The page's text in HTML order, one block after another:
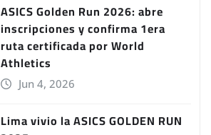
ASICS Golden Run 2026: abre
inscripciones y confirma 1era
ruta certificada por World
Athletics
Jun 4, 2026
Lima vivio la ASICS GOLDEN RUN